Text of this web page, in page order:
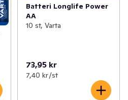
Batteri Longlife Power
AA
10 st, Varta
73,95 kr
7,40 kr /st